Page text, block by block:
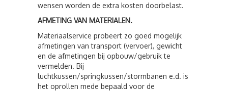
wensen worden de extra kosten doorbelast.
AFMETING VAN MATERIALEN.
Materiaalservice probeert zo goed mogelijk
afmetingen van transport (vervoer), gewicht
en de afmetingen bij opbouw/gebruik te
vermelden. Bij
luchtkussen/springkussen/stormbanen e.d. is
het oprollen mede bepaald voor de